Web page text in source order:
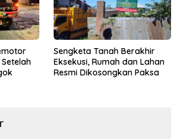
Sengketa Tanah Berakhir
Eksekusi, Rumah dan Lahan
Resmi Dikosongkan Paksa